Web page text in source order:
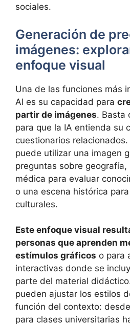
sociales.
Generación de
imágenes:
enfoque visual
Una de las funciones más
AI es su capacidad para
partir de imágenes. Basta
para que la IA entienda su
cuestionarios
puede utilizar una imagen
preguntas sobre geografía,
médica para evaluar
o una escena histórica
culturales.
Este enfoque visual
personas que aprenden
estímulos gráficos o para
interactivas donde se
parte del material
pueden ajustar los estilos
función del contexto:
para clases universitarias